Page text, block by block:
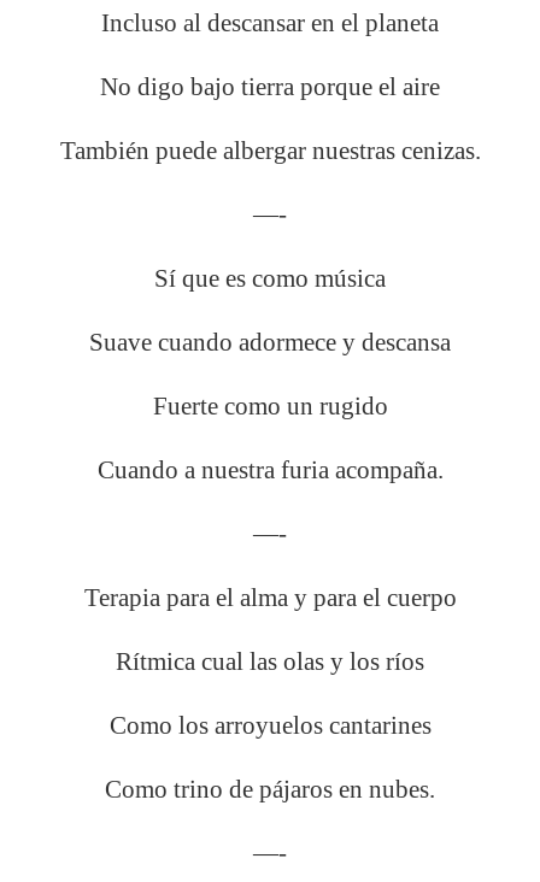
Incluso al descansar en el planeta
No digo bajo tierra porque el aire
También puede albergar nuestras cenizas.
—-
Sí que es como música
Suave cuando adormece y descansa
Fuerte como un rugido
Cuando a nuestra furia acompaña.
—-
Terapia para el alma y para el cuerpo
Rítmica cual las olas y los ríos
Como los arroyuelos cantarines
Como trino de pájaros en nubes.
—-